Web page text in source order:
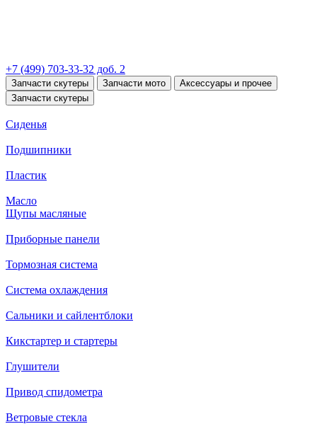
+7 (499) 703-33-32 доб. 2
Запчасти скутеры Запчасти мото
Аксессуары и прочее
Запчасти скутеры
Сиденья
Подшипники
Пластик
Масло
Щупы масляные
Приборные панели
Тормозная система
Система охлаждения
Сальники и сайлентблоки
Кикстартер и стартеры
Глушители
Привод спидометра
Ветровые стекла